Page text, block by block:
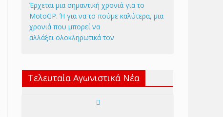
Έρχεται μια σημαντική χρονιά για το
MotoGP. Ή για να το πούμε καλύτερα, μια
χρονιά που μπορεί να
αλλάξει ολοκληρωτικά τον
Τελευταία Αγωνιστικά Νέα